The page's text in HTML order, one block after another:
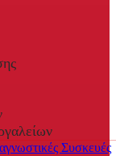
Συσκευές